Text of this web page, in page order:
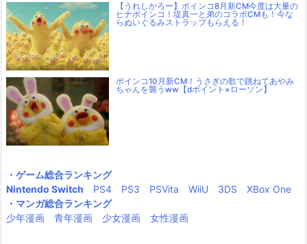
【うれしかろー】ポインコ8月新CM今度は大量の
ヒナポインコ！堤真一と弟のコラボCMも！今な
らぬいぐるみストラップもらえる！
ポインコ10月新CM！うさぎの歌で跳ねてあやみ
ちゃんを襲うww【dポイント×ローソン】
・ゲーム総合ランキング
Nintendo Switch
PS4 PS3 PSVita WiiU 3DS
XBox One
・マンガ総合ランキング
少年漫画
青年漫画 少女漫画 女性漫画